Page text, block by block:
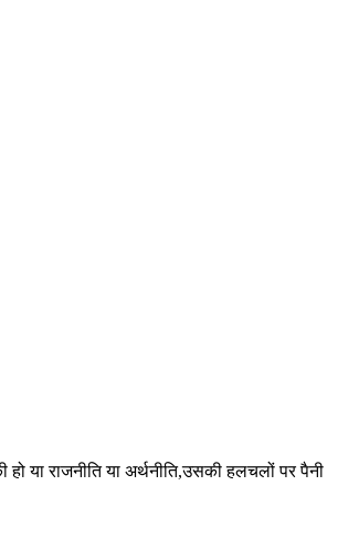
या राजनीति या अर्थनीति,उसकी हलचलों पर पैनी